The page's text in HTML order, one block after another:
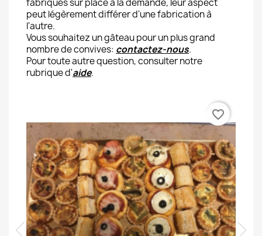
fabriqués sur place à la demande, leur aspect
peut légèrement différer d'une fabrication à
l'autre.
Vous souhaitez un gâteau pour un plus grand
nombre de convives: contactez-nous.
Pour toute autre question, consulter notre
rubrique d'aide.
favorite_border